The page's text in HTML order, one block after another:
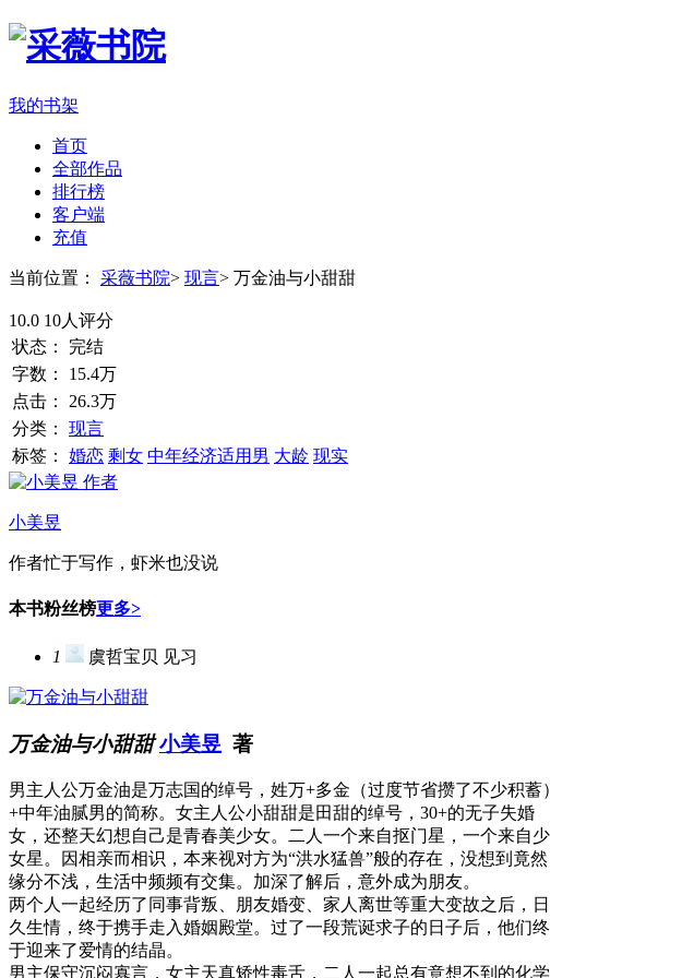
我的书架
首页
全部作品
排行榜
客户端
充值
当前位置： 采薇书院> 现言> 万金油与小甜甜
10.0 10人评分
状态：
完结
字数：
15.4万
点击：
26.3万
分类：
现言
标签：
婚恋 剩女 中年经济适用男 大龄 现实
作者
小美昱
作者忙于写作，虾米也没说
本书粉丝榜更多>
1 虞哲宝贝 见习
万金油与小甜甜 小美昱 著
男主人公万金油是万志国的绰号，姓万+多金（过度节省攒了不少积蓄）
+中年油腻男的简称。女主人公小甜甜是田甜的绰号，30+的无子失婚
女，还整天幻想自己是青春美少女。二人一个来自抠门星，一个来自少
女星。因相亲而相识，本来视对方为“洪水猛兽”般的存在，没想到竟然
缘分不浅，生活中频频有交集。加深了解后，意外成为朋友。
两个人一起经历了同事背叛、朋友婚变、家人离世等重大变故之后，日
久生情，终于携手走入婚姻殿堂。过了一段荒诞求子的日子后，他们终
于迎来了爱情的结晶。
男主保守沉闷寡言，女主天真矫性毒舌，二人一起总有意想不到的化学